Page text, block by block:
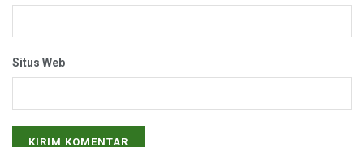
Situs Web